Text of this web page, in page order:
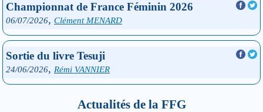
Championnat de France Féminin 2026
06/07/2026, Clément MENARD
Sortie du livre Tesuji
24/06/2026, Rémi VANNIER
Actualités de la FFG